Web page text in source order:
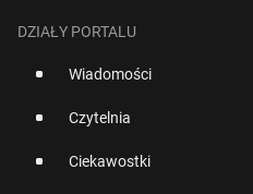
DZIAŁY PORTALU
Wiadomości
Czytelnia
Ciekawostki